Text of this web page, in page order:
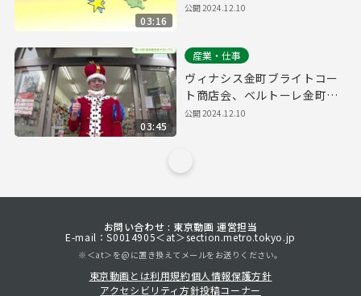
03:16
公開2024.12.10
03:45
産業・仕事
ヴィナシス金町ブライトコー
ト商店会、ベルトーレ金町商
店会・「金町フェスタ～ハロ
公開2024.12.10
お問い合わせ : 東京動画 運営担当
E-mail：S0014905＜at＞section.metro.tokyo.jp
※＜at＞を@に置き換えてメールをお送りください。
東京動画とは利用規約個人情報保護方針
アクセシビリティ方針投稿コーナー